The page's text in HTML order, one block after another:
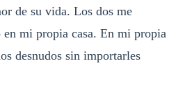
de su vida. Los dos me
en mi propia casa. En mi propia
desnudos sin importarles